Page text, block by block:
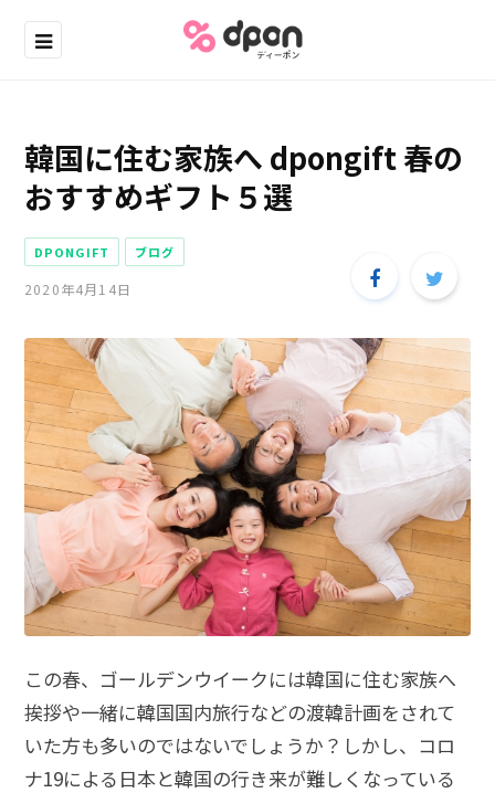
DPONGIFT ブログ
韓国に住む家族へ dpongift 春の
おすすめギフト５選
2020年4月14日
この春、ゴールデンウイークには韓国に住む家族へ
挨拶や一緒に韓国国内旅行などの渡韓計画をされて
いた方も多いのではないでしょうか？しかし、コロ
ナ19による日本と韓国の行き来が難しくなっている